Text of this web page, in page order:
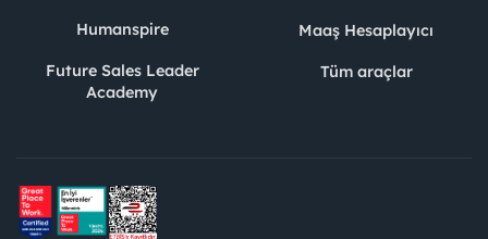
Humanspire
Future Sales Leader
Academy
Maaş Hesaplayıcı
Tüm araçlar